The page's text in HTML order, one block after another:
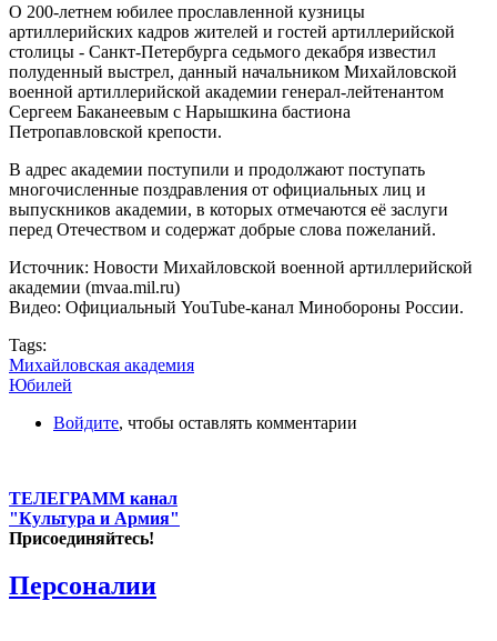
О 200-летнем юбилее прославленной кузницы
артиллерийских кадров жителей и гостей артиллерийской
столицы ‑ Санкт-Петербурга седьмого декабря известил
полуденный выстрел, данный начальником Михайловской
военной артиллерийской академии генерал-лейтенантом
Сергеем Баканеевым с Нарышкина бастиона
Петропавловской крепости.
В адрес академии поступили и продолжают поступать
многочисленные поздравления от официальных лиц и
выпускников академии, в которых отмечаются её заслуги
перед Отечеством и содержат добрые слова пожеланий.
Источник: Новости Михайловской военной артиллерийской
академии (mvaa.mil.ru)
Видео: Официальный YouTube-канал Минобороны России.
Tags:
Михайловская академия
Юбилей
Войдите, чтобы оставлять комментарии
ТЕЛЕГРАММ канал
"Культура и Армия"
Присоединяйтесь!
Персоналии